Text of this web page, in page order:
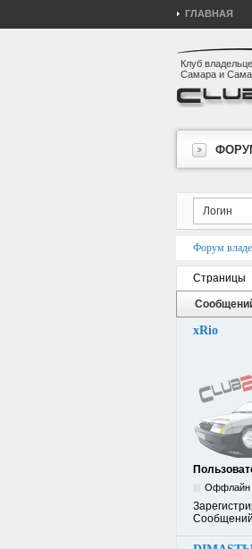
ГЛАВНАЯ
Клуб
Самара и
Форум
Страницы
xRio
Оффлайн